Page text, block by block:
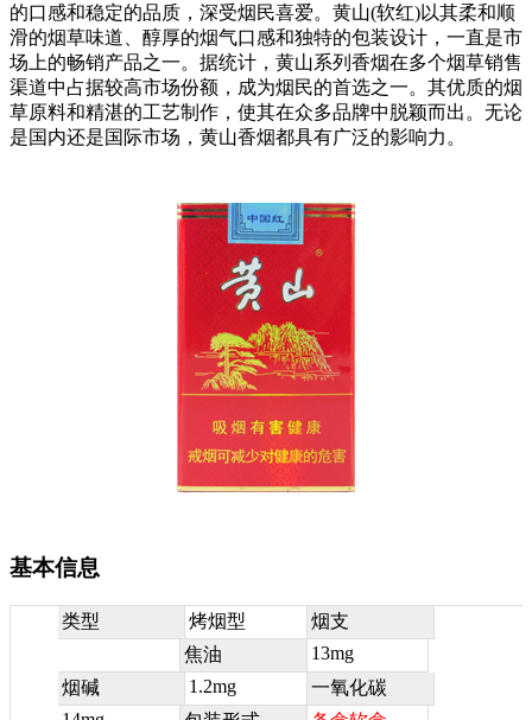
的口感和稳定的品质，深受烟民喜爱。黄山(软红)以其柔和顺
滑的烟草味道、醇厚的烟气口感和独特的包装设计，一直是市
场上的畅销产品之一。据统计，黄山系列香烟在多个烟草销售
渠道中占据较高市场份额，成为烟民的首选之一。其优质的烟
草原料和精湛的工艺制作，使其在众多品牌中脱颖而出。无论
是国内还是国际市场，黄山香烟都具有广泛的影响力。
基本信息
类型 烤烟型
烟支
焦油
13mg
烟碱
1.2mg
一氧化碳